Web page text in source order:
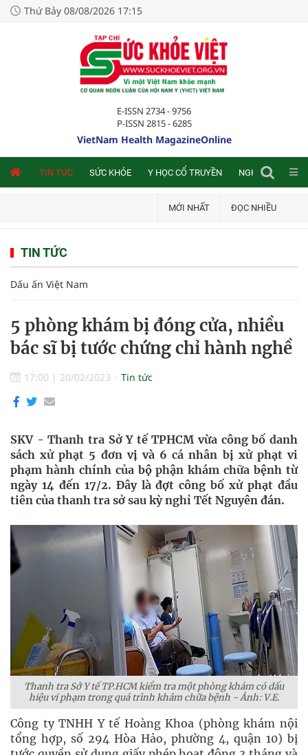
Thứ Bảy 08/08/2026 17:15
E-ISSN 2734 - 9756
P-ISSN 2815 - 6285
VietNam Health MagazineOnline
TIN TỨC SỨC KHỎE Y HỌC CỔ TRUYỀN NGHIÊN CỨU
MỚI NHẤT ĐỌC NHIỀU
TIN TỨC
Dấu ấn Việt Nam
5 phòng khám bị đóng cửa, nhiều
bác sĩ bị tước chứng chỉ hành nghề
17:00 | 20/02/2023 Tin tức
SKV - Thanh tra Sở Y tế TPHCM vừa công bố danh
sách xử phạt 5 đơn vị và 6 cá nhân bị xử phạt vi
phạm hành chính của bộ phận khám chữa bệnh từ
ngày 14 đến 17/2. Đây là đợt công bố xử phạt đầu
tiên của thanh tra sở sau kỳ nghỉ Tết Nguyên đán.
Thanh tra Sở Y tế TP.HCM kiểm tra một phòng khám có dấu
hiệu vi phạm trong quá trình khám chữa bệnh - Ảnh: V.E.
Công ty TNHH Y tế Hoàng Khoa (phòng khám nội
tổng hợp, số 294 Hòa Hảo, phường 4, quận 10) bị